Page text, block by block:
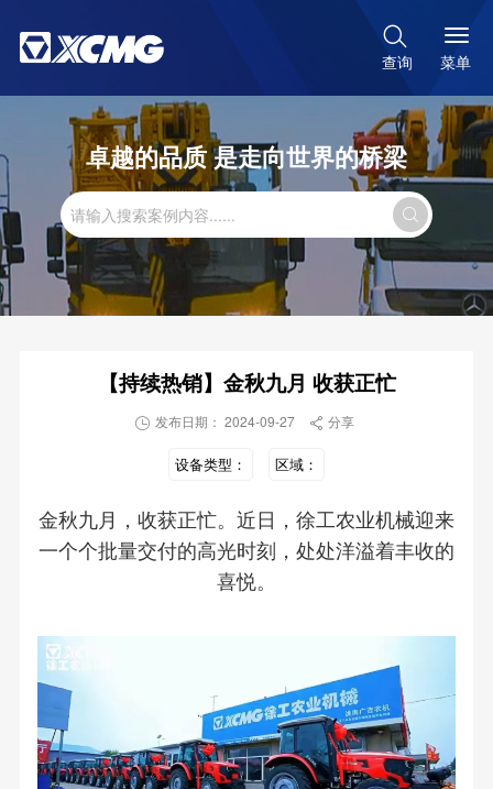

查询 菜单
卓越的品质 是走向世界的桥梁

【持续热销】金秋九月 收获正忙
 发布日期： 2024-09-27  分享
设备类型： 区域：
金秋九月，收获正忙。近日，徐工农业机械迎来
一个个批量交付的高光时刻，处处洋溢着丰收的
喜悦。